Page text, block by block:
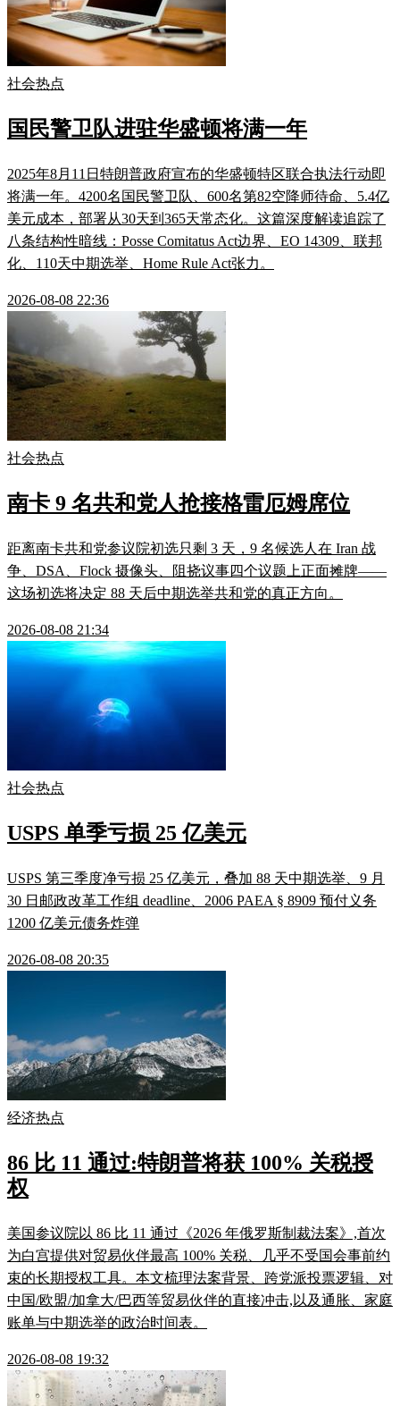
社会热点
国民警卫队进驻华盛顿将满一年
2025年8月11日特朗普政府宣布的华盛顿特区联合执法行动即
将满一年。4200名国民警卫队、600名第82空降师待命、5.4亿
美元成本，部署从30天到365天常态化。这篇深度解读追踪了
八条结构性暗线：Posse Comitatus Act边界、EO 14309、联邦
化、110天中期选举、Home Rule Act张力。
2026-08-08 22:36
社会热点
南卡 9 名共和党人抢接格雷厄姆席位
距离南卡共和党参议院初选只剩 3 天，9 名候选人在 Iran 战
争、DSA、Flock 摄像头、阻挠议事四个议题上正面摊牌——
这场初选将决定 88 天后中期选举共和党的真正方向。
2026-08-08 21:34
社会热点
USPS 单季亏损 25 亿美元
USPS 第三季度净亏损 25 亿美元，叠加 88 天中期选举、9 月
30 日邮政改革工作组 deadline、2006 PAEA § 8909 预付义务
1200 亿美元债务炸弹
2026-08-08 20:35
经济热点
86 比 11 通过:特朗普将获 100% 关税授
权
美国参议院以 86 比 11 通过《2026 年俄罗斯制裁法案》,首次
为白宫提供对贸易伙伴最高 100% 关税、几乎不受国会事前约
束的长期授权工具。本文梳理法案背景、跨党派投票逻辑、对
中国/欧盟/加拿大/巴西等贸易伙伴的直接冲击,以及通胀、家庭
账单与中期选举的政治时间表。
2026-08-08 19:32